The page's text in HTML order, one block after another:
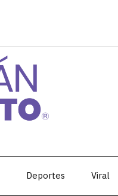
Deportes Viral